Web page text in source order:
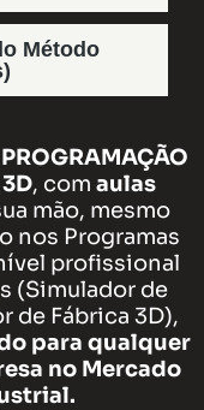
Método
PROGRAMAÇÃO
, com aulas
mão, mesmo
nos Programas
profissional
(Simulador de
de Fábrica 3D),
para qualquer
no Mercado